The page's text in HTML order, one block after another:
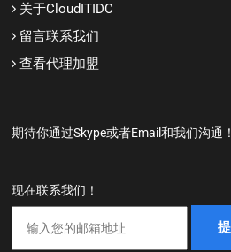
关于CloudITIDC
留言联系我们
查看代理加盟
期待你通过Skype或者Email和我们沟通！
现在联系我们！